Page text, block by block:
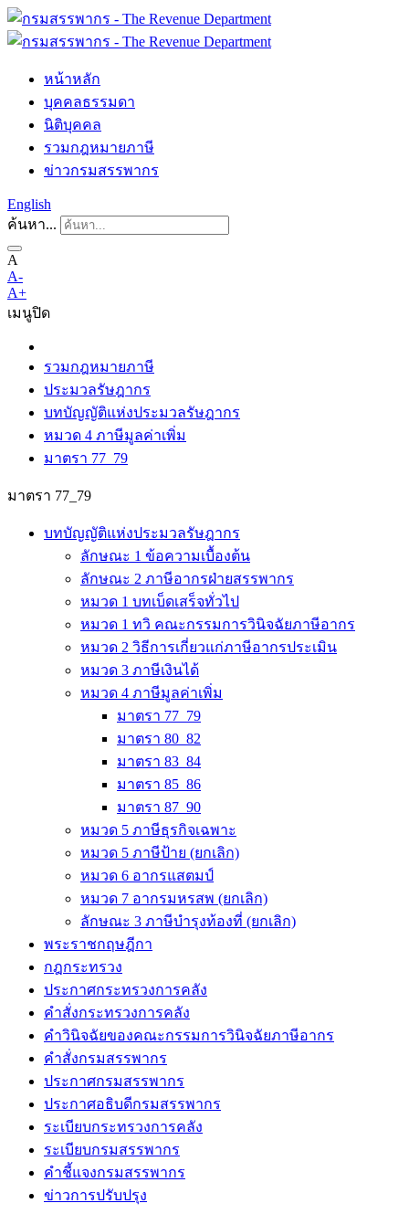
หน้าหลัก
บุคคลธรรมดา
นิติบุคคล
รวมกฎหมายภาษี
ข่าวกรมสรรพากร
English
ค้นหา...
A
A-
A+
เมนูปิด
รวมกฎหมายภาษี
ประมวลรัษฎากร
บทบัญญัติแห่งประมวลรัษฎากร
หมวด 4 ภาษีมูลค่าเพิ่ม
มาตรา 77_79
มาตรา 77_79
บทบัญญัติแห่งประมวลรัษฎากร
ลักษณะ 1 ข้อความเบื้องต้น
ลักษณะ 2 ภาษีอากรฝ่ายสรรพากร
หมวด 1 บทเบ็ดเสร็จทั่วไป
หมวด 1 ทวิ คณะกรรมการวินิจฉัยภาษีอากร
หมวด 2 วิธีการเกี่ยวแก่ภาษีอากรประเมิน
หมวด 3 ภาษีเงินได้
หมวด 4 ภาษีมูลค่าเพิ่ม
มาตรา 77_79
มาตรา 80_82
มาตรา 83_84
มาตรา 85_86
มาตรา 87_90
หมวด 5 ภาษีธุรกิจเฉพาะ
หมวด 5 ภาษีป้าย (ยกเลิก)
หมวด 6 อากรแสตมป์
หมวด 7 อากรมหรสพ (ยกเลิก)
ลักษณะ 3 ภาษีบำรุงท้องที่ (ยกเลิก)
พระราชกฤษฎีกา
กฎกระทรวง
ประกาศกระทรวงการคลัง
คำสั่งกระทรวงการคลัง
คำวินิจฉัยของคณะกรรมการวินิจฉัยภาษีอากร
คำสั่งกรมสรรพากร
ประกาศกรมสรรพากร
ประกาศอธิบดีกรมสรรพากร
ระเบียบกระทรวงการคลัง
ระเบียบกรมสรรพากร
คำชี้แจงกรมสรรพากร
ข่าวการปรับปรุง